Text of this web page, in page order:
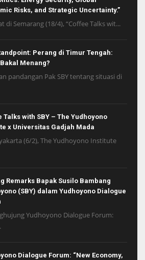
Risks, and Strategic Uncertainty.”
di Semarang (18/4), “Coffee Talks wit...
Perang di Timur Tengah:
Menang?
pandangan Pak SBY tentang situasi di
Talks with SBY – The Yudhoyono
x Universitas Gadjah Mada
(6/2), The Yudhoyono Institute
Remarks Bapak Susilo Bambang
(SBY) dalam Yudhoyono Dialogue
Yudhoyono Dialogue Forum:
Dialogue Forum: “New Economy,